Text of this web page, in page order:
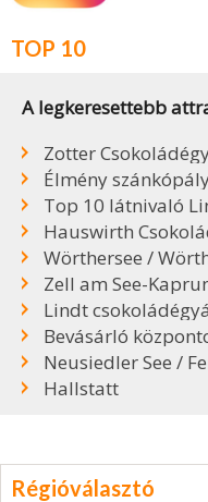
TOP 10
A legkeresettebb
Zotter
Élmény
Top 10 látnivaló
Hauswirth
Wörthersee /
Zell am See-
Lindt
Bevásárló
Neusiedler See /
Hallstatt
Régióválasztó